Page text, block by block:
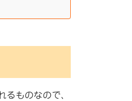
ものなので、